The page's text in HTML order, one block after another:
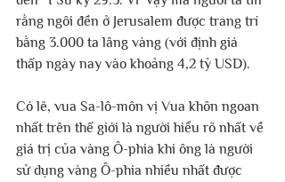
rằng ngôi đền ở Jerusalem được trang trí
bằng 3.000 ta lâng vàng (với định giá
thấp ngày nay vào khoảng 4,2 tỷ USD).
Có lẽ, vua Sa-lô-môn vị Vua khôn ngoan
nhất trên thế giới là người hiểu rõ nhất về
giá trị của vàng Ô-phia khi ông là người
sử dụng vàng Ô-phia nhiều nhất được